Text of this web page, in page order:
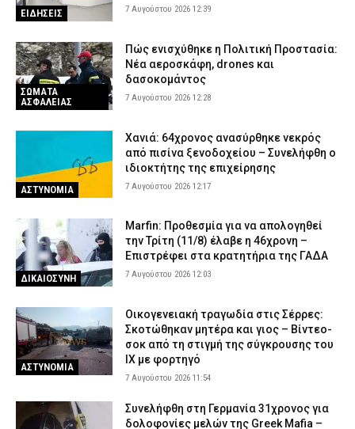
ΕΙΔΗΣΕΙΣ 7 Αυγούστου 2026 12:39
ΣΩΜΑΤΑ
ΑΣΦΑΛΕΙΑΣ
Πώς ενισχύθηκε η Πολιτική Προστασία:
Νέα αεροσκάφη, drones και
δασοκομάντος
7 Αυγούστου 2026 12:28
ΑΣΤΥΝΟΜΙΑ
Χανιά: 64χρονος ανασύρθηκε νεκρός
από πισίνα ξενοδοχείου – Συνελήφθη ο
ιδιοκτήτης της επιχείρησης
7 Αυγούστου 2026 12:17
ΔΙΚΑΙΟΣΥΝΗ
Marfin: Προθεσμία για να απολογηθεί
την Τρίτη (11/8) έλαβε η 46χρονη –
Επιστρέφει στα κρατητήρια της ΓΑΔΑ
7 Αυγούστου 2026 12:03
ΑΣΤΥΝΟΜΙΑ
Οικογενειακή τραγωδία στις Σέρρες:
Σκοτώθηκαν μητέρα και γιος – Βίντεο-
σοκ από τη στιγμή της σύγκρουσης του
ΙΧ με φορτηγό
7 Αυγούστου 2026 11:54
Συνελήφθη στη Γερμανία 31χρονος για
δολοφονίες μελών της Greek Mafia –